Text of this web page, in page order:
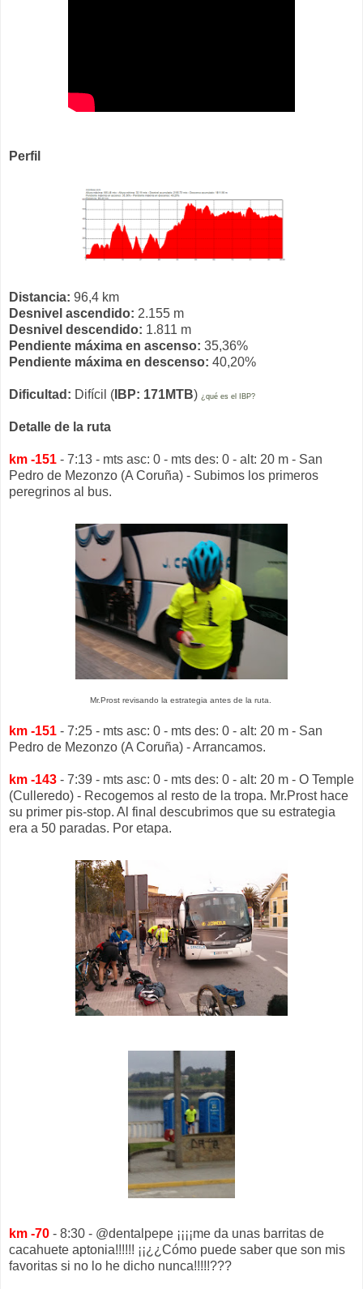
Perfil
Distancia: 96,4 km
Desnivel ascendido: 2.155 m
Desnivel descendido: 1.811 m
Pendiente máxima en ascenso: 35,36%
Pendiente máxima en descenso: 40,20%
Dificultad: Difícil ( IBP: 171MTB) ¿qué es el IBP?
Detalle de la ruta
km -151 - 7:13 - mts asc: 0 - mts des: 0 - alt: 20 m - San
Pedro de Mezonzo (A Coruña) - Subimos los primeros
peregrinos al bus.
Mr.Prost revisando la estrategia antes de la ruta.
km -151 - 7:25 - mts asc: 0 - mts des: 0 - alt: 20 m - San
Pedro de Mezonzo (A Coruña) - Arrancamos.
km -143 - 7:39 - mts asc: 0 - mts des: 0 - alt: 20 m - O Temple
(Culleredo) - Recogemos al resto de la tropa. Mr.Prost hace
su primer pis-stop. Al final descubrimos que su estrategia
era a 50 paradas. Por etapa.
km -70 - 8:30 - @dentalpepe ¡¡¡¡me da unas barritas de
cacahuete aptonia!!!!!! ¡¡¿¿Cómo puede saber que son mis
favoritas si no lo he dicho nunca!!!!!???